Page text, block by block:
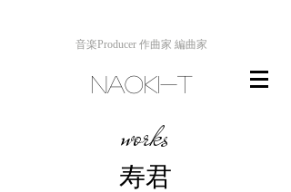
NAOKI-T
音楽Producer 作曲家 編曲家
​works
寿君